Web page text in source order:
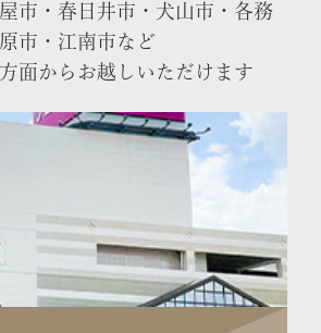
市・春日井市・犬山市・各務
原市・江南市など
面からお越しいただけます